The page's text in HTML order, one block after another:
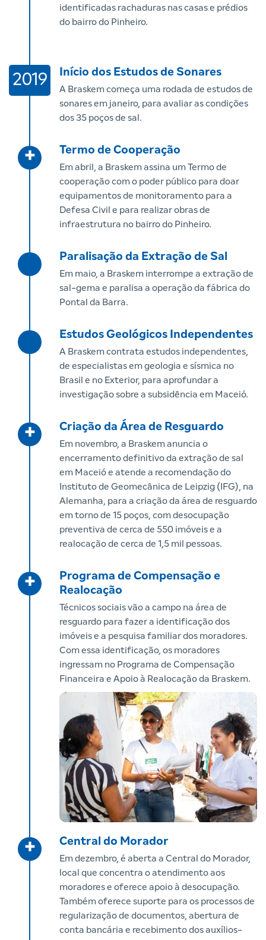
identificadas rachaduras nas casas e prédios
do bairro do Pinheiro.
2019 Início dos Estudos de Sonares
A Braskem começa uma rodada de estudos de
sonares em janeiro, para avaliar as condições
dos 35 poços de sal.
+ Termo de Cooperação
Em abril, a Braskem assina um Termo de
cooperação com o poder público para doar
equipamentos de monitoramento para a
Defesa Civil e para realizar obras de
infraestrutura no bairro do Pinheiro.
Paralisação da Extração de Sal
Em maio, a Braskem interrompe a extração de
sal-gema e paralisa a operação da fábrica do
Pontal da Barra.
Estudos Geológicos Independentes
A Braskem contrata estudos independentes,
de especialistas em geologia e sísmica no
Brasil e no Exterior, para aprofundar a
investigação sobre a subsidência em Maceió.
+ Criação da Área de Resguardo
Em novembro, a Braskem anuncia o
encerramento definitivo da extração de sal
em Maceió e atende a recomendação do
Instituto de Geomecânica de Leipzig (IFG), na
Alemanha, para a criação da área de resguardo
em torno de 15 poços, com desocupação
preventiva de cerca de 550 imóveis e a
realocação de cerca de 1,5 mil pessoas.
+
Programa de Compensação e
Realocação
Técnicos sociais vão a campo na área de
resguardo para fazer a identificação dos
imóveis e a pesquisa familiar dos moradores.
Com essa identificação, os moradores
ingressam no Programa de Compensação
Financeira e Apoio à Realocação da Braskem.
+ Central do Morador
Em dezembro, é aberta a Central do Morador,
local que concentra o atendimento aos
moradores e oferece apoio à desocupação.
Também oferece suporte para os processos de
regularização de documentos, abertura de
conta bancária e recebimento dos auxílios-